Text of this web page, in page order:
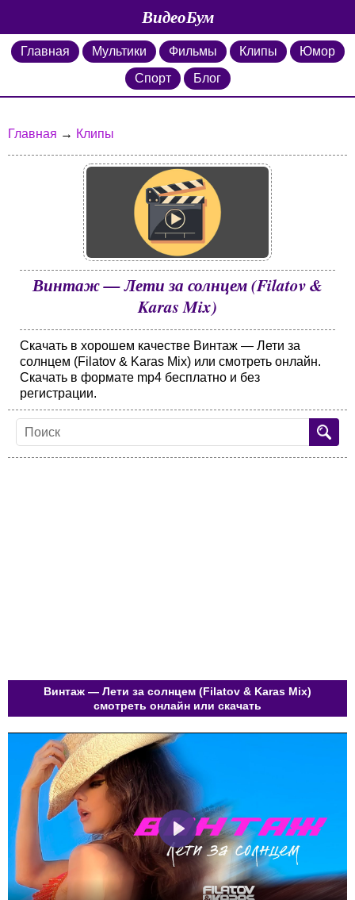
ВидеоБум
Главная Мультики Фильмы Клипы
Юмор
Спорт
Блог
Главная → Клипы
Винтаж — Лети за солнцем (Filatov &
Karas Mix)
Скачать в хорошем качестве Винтаж — Лети за
солнцем (Filatov & Karas Mix) или смотреть онлайн.
Скачать в формате mp4 бесплатно и без
регистрации.
Винтаж — Лети за солнцем (Filatov & Karas Mix)
смотреть онлайн или скачать
Play